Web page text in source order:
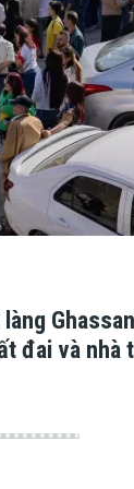
đai và nhà